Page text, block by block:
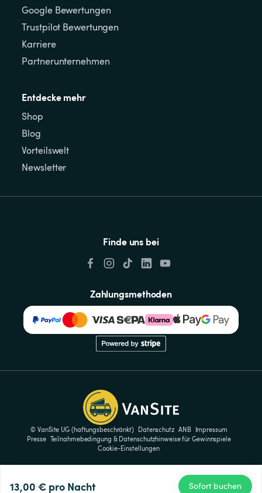
13,00 € pro Nacht Sofort buchen
Google Bewertungen
Trustpilot Bewertungen
Karriere
Partnerunternehmen
Entdecke mehr
Shop
Blog
Vorteilswelt
Newsletter
Finde uns bei
Zahlungsmethoden
© VanSite UG (haftungsbeschränkt) Datenschutz ANB
Impressum
Presse Teilnahmebedingung & Datenschutzhinweise für Gewinnspiele
Cookie-Einstellungen